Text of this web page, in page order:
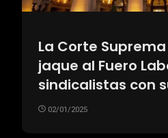
La Corte
jaque al Fuero
sindicalistas con
02/01/2025